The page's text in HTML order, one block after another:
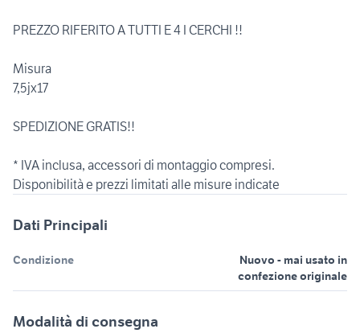
PREZZO RIFERITO A TUTTI E 4 I CERCHI !!
Misura
7,5jx17
SPEDIZIONE GRATIS!!
* IVA inclusa, accessori di montaggio compresi.
Dati Principali
Condizione
Nuovo - mai usato in
confezione originale
Modalità di consegna